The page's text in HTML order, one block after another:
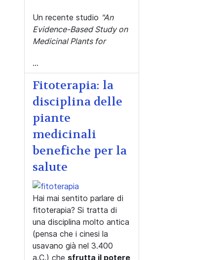
Un recente studio "An
Evidence-Based Study on
Medicinal Plants for
...
Fitoterapia: la
disciplina delle
piante
medicinali
benefiche per la
salute
Hai mai sentito parlare di
fitoterapia? Si tratta di
una disciplina molto antica
(pensa che i cinesi la
usavano già nel 3.400
a.C.) che sfrutta il potere